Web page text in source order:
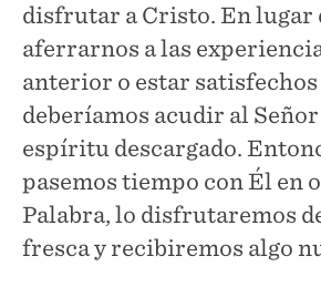
disfrutar a Cristo. En lugar
aferrarnos a las
anterior o estar satisfechos
deberíamos acudir al
espíritu descargado.
pasemos tiempo con Él en
Palabra, lo disfrutaremos
fresca y recibiremos algo